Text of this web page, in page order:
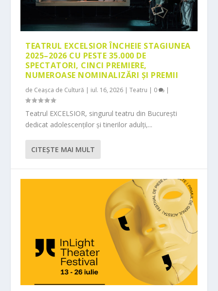
TEATRUL EXCELSIOR ÎNCHEIE STAGIUNEA
2025–2026 CU PESTE 35.000 DE
SPECTATORI, CINCI PREMIERE,
NUMEROASE NOMINALIZĂRI ȘI PREMII
de Ceașca de Cultură | iul. 16, 2026 |Teatru | 0 |
Teatrul EXCELSIOR, singurul teatru din București
dedicat adolescenților și tinerilor adulți,...
CITEŞTE MAI MULT